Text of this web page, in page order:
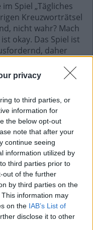
privacy
to third parties, or
information for
the below opt-out
note that after your
continue seeing
information utilized by
third parties prior to
out of the further
by third parties on the
This information may
on the IAB’s List of
disclose it to other
Spiel „Tägliches
Kreuzworträtsel
nicht wahr? Mach
okay. Das Spiel ist
daher
Antworten auf das
haben wir uns
mit
Zugriff auf
Android-Gerät.
wann
Ihr Gehirn und lösen
Werden Sie zum
haben Sie jede
2 2025